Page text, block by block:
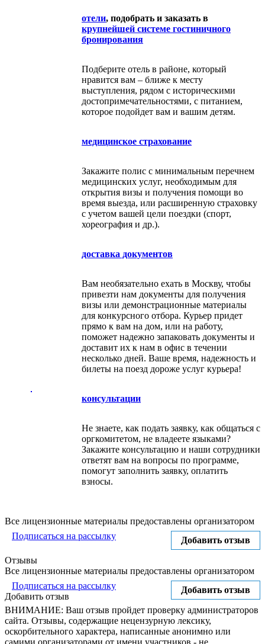
отели, подобрать и заказать в
крупнейшей системе гостиничного
бронирования
Подберите отель в районе, который
нравится вам – ближе к месту
выступления, рядом с историческими
достопримечательностями, с питанием,
которое подойдет вам и вашим детям.
медицинское страхование
Закажите полис с минимальным перечнем
медицинских услуг, необходимым для
открытия визы и получения помощи во
время выезда, или расширенную страховку
с учетом вашей цели поездки (спорт,
хореография и др.).
доставка документов
Вам необязательно ехать в Москву, чтобы
привезти нам документы для получения
визы или демонстрационные материалы
для конкурсного отбора. Курьер придет
прямо к вам на дом, или на работу,
поможет надежно запаковать документы и
доставит их к нам в офис в течении
несколько дней. Ваше время, надежность и
билеты на поезд дороже услуг курьера!
консультации
Не знаете, как подать заявку, как общаться с
оргкомитетом, не владеете языками?
Закажите консультацию и наши сотрудники
ответят вам на вопросы по программе,
помогут заполнить заявку, оплатить
взносы.
Все лицензионные материалы предоставлены организатором
Добавить отзыв
Подписаться на рассылку
Отзывы
Все лицензионные материалы предоставлены организатором
Добавить отзыв
Подписаться на рассылку
Добавить отзыв
ВНИМАНИЕ: Ваш отзыв пройдет проверку администраторов
сайта. Отзывы, содержащие нецензурную лексику,
оскорбительного характера, написанные анонимно или
самими организаторами от имени участников - не